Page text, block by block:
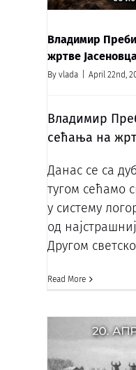
Владимир
жртве
By vlada April 22nd,
Владимир
сећања на
Данас се са
тугом сећамо
у систему
од
Другом
Read More